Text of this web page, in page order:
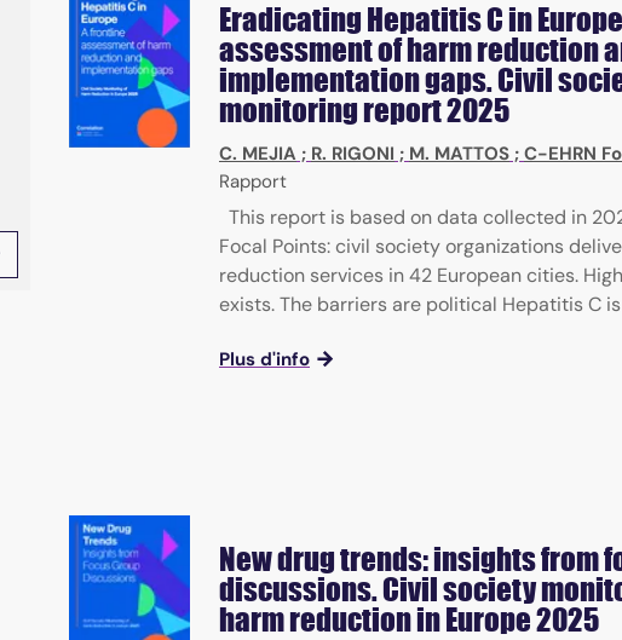
Eradicating Hepatitis C in
assessment of harm reduction
implementation gaps. Civil
monitoring report 2025
C. MEJIA ; R. RIGONI ; M. MATTOS ; C-EHRN
Rapport
This report is based on data collected in
Focal Points: civil society organizations
reduction services in 42 European cities.
exists. The barriers are political Hepatitis C is
Plus d'info
New drug trends: insights from
discussions. Civil society
harm reduction in Europe 2025